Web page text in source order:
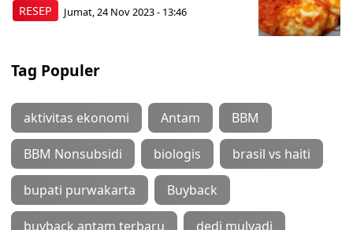
RESEP Jumat, 24 Nov 2023 - 13:46
Tag Populer
aktivitas ekonomi Antam BBM
BBM Nonsubsidi biologis brasil vs haiti
bupati purwakarta Buyback
buyback antam terbaru dedi mulyadi